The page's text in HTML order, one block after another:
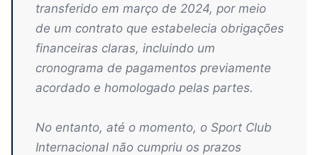
transferido em março de 2024, por meio
de um contrato que estabelecia obrigações
financeiras claras, incluindo um
cronograma de pagamentos previamente
acordado e homologado pelas partes.
No entanto, até o momento, o Sport Club
Internacional não cumpriu os prazos